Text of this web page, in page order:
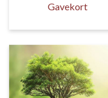
Gavekort